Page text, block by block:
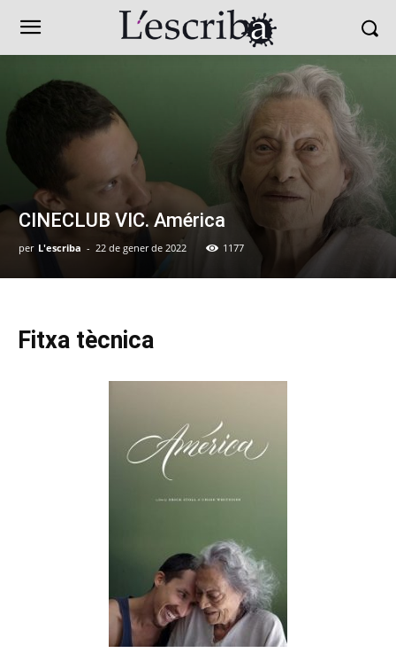
CINECLUB VIC. América
per L'escriba - 22 de gener de 2022 1177
Fitxa tècnica